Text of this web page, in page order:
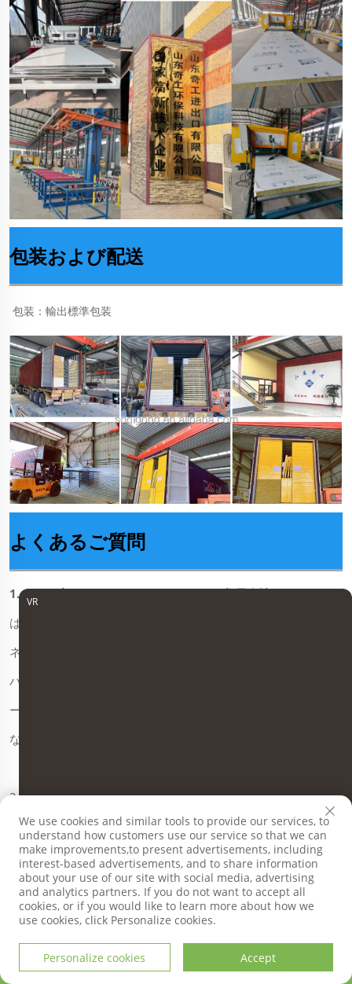
包装および配送
包装：輸出標準包装
よくあるご質問
VR
1. あなた方はメーカーですか、それとも貿易会社ですか
はい、私たちは5年以上にわたり高品質の建築装飾用屋外壁パ
ネルに特化したメーカーです。主な新製品には、手動浄化板、
ハニカムボード、酸化マグネシウムボード、メカニズム浄化ボ
ード、ケイ酸ボード、ガラス・マグネシウム・ステンレス鋼板
などがあります。
2.OEM対応できますか
はい、OEMだけでなくODMも行っています。商品パッケージ
にあなたのロゴをカスタマイズすることができます。
サンプルを無料で入手できますか
もちろん。サンプルは無料で提供しますが、配送料をご負担い
ただきます。
We use cookies and similar tools to provide our services, to
understand how customers use our service so that we can
make improvements,to present advertisements, including
interest-based advertisements, and to share information
about your use of our site with social media, advertising
and analytics partners. If you do not want to accept all
cookies, or if you would like to learn more about how we
use cookies, click Personalize cookies.
Personalize cookies Accept